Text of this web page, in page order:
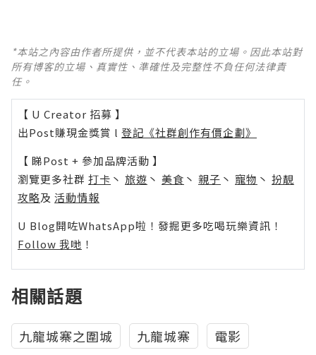
*本站之內容由作者所提供，並不代表本站的立場。因此本站對
所有博客的立場、真實性、準確性及完整性不負任何法律責
任。
【 U Creator 招募 】
出Post賺現金獎賞 l 登記《社群創作有價企劃》
【 睇Post + 參加品牌活動 】
瀏覽更多社群 打卡 丶 旅遊 丶 美食 丶 親子 丶 寵物 丶 扮靚
攻略及 活動情報
U Blog開咗WhatsApp啦！發掘更多吃喝玩樂資訊！
Follow 我哋 ！
相關話題
九龍城寨之圍城 九龍城寨
電影